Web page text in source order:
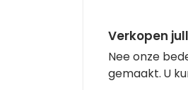
Verkopen
Nee onze
gemaakt. U